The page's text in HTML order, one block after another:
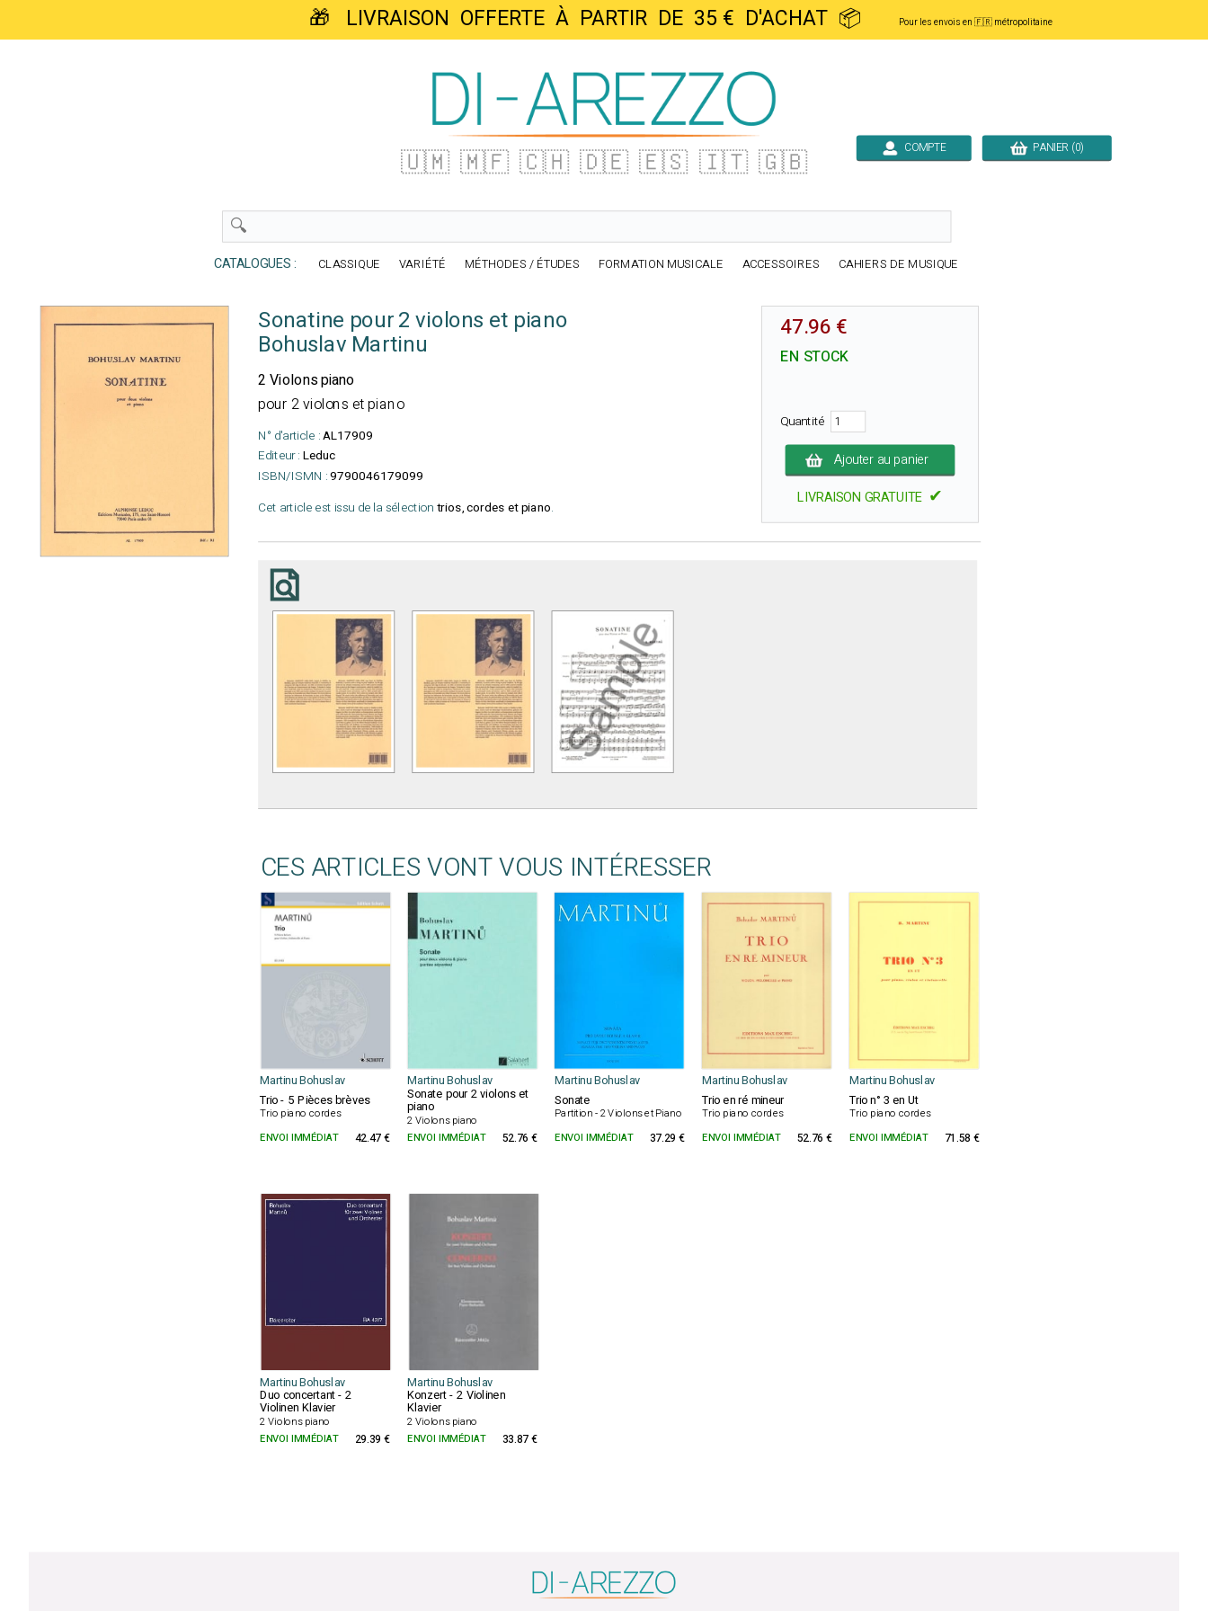
🎁 LIVRAISON OFFERTE À PARTIR DE 35 € D'ACHAT 📦 Pour les envois en 🇫🇷 métropolitaine
🇺🇲 🇲🇫 🇨🇭 🇩🇪 🇪🇸 🇮🇹 🇬🇧 COMPTE PANIER (0)
CATALOGUES : CLASSIQUE VARIÉTÉ MÉTHODES / ÉTUDES FORMATION MUSICALE ACCESSOIRES CAHIERS DE MUSIQUE
Sonatine pour 2 violons et piano
Bohuslav Martinu
2 Violons piano
pour 2 violons et piano
N° d'article :AL17909
Editeur : Leduc
ISBN/ISMN :9790046179099
Cet article est issu de la sélection trios, cordes et piano.
47.96 €
EN STOCK
Quantité
Ajouter au panier
LIVRAISON GRATUITE ✔
CES ARTICLES VONT VOUS INTÉRESSER
Martinu Bohuslav Martinu Bohuslav Martinu Bohuslav Martinu Bohuslav
Martinu Bohuslav
Trio - 5 Pièces brèves
Trio piano cordes
Sonate pour 2 violons et
piano
2 Violons piano
Sonate
Partition - 2 Violons et Piano
Trio en ré mineur
Trio piano cordes
Trio n° 3 en Ut
Trio piano cordes
ENVOI IMMÉDIAT
42.47 € ENVOI IMMÉDIAT 52.76 € ENVOI IMMÉDIAT 37.29 € ENVOI IMMÉDIAT 52.76 € ENVOI IMMÉDIAT 71.58 €
Martinu Bohuslav Martinu Bohuslav
Duo concertant - 2
Violinen Klavier
2 Violons piano
Konzert - 2 Violinen
Klavier
2 Violons piano
ENVOI IMMÉDIAT 29.39 € ENVOI IMMÉDIAT 33.87 €